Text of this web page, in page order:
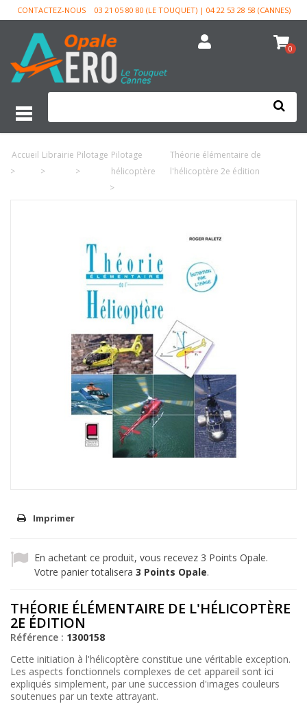
CONTACTEZ-NOUS 03 21 05 80 80 (LE TOUQUET) | 04 22 53 28 58 (CANNES)
0
Accueil
>
Librairie
>
Pilotage
>
Pilotage
hélicoptère
>
Théorie élémentaire de
l'hélicoptère 2e édition
Imprimer
En achetant ce produit, vous recevez 3 Points Opale.
Votre panier totalisera 3 Points Opale.
THÉORIE ÉLÉMENTAIRE DE L'HÉLICOPTÈRE
2E ÉDITION
Référence : 1300158
Cette initiation à l'hélicoptère constitue une véritable exception.
Les aspects fonctionnels complexes de cet appareil sont ici
expliqués simplement, par une succession d'images couleurs
soutenues par un texte attrayant.